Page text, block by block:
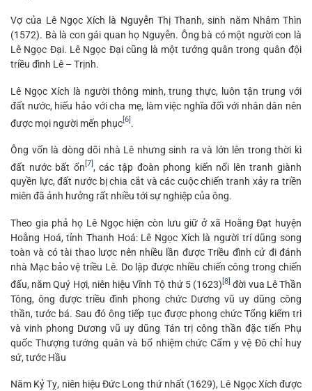
Vợ của Lê Ngọc Xích là Nguyễn Thị Thanh, sinh năm Nhâm Thìn
(1572). Bà là con gái quan họ Nguyễn. Ông bà có một người con là
Lê Ngọc Đại. Lê Ngọc Đại cũng là một tướng quân trong quân đội
triều đình Lê – Trịnh.
Lê Ngọc Xích là người thông minh, trung thực, luôn tận trung với
đất nước, hiếu hảo với cha mẹ, làm việc nghĩa đối với nhân dân nên
được mọi người mến phục[6]
Ông vốn là dòng dõi nhà Lê nhưng sinh ra và lớn lên trong thời kì
đất nước bất ổn[7], các tập đoàn phong kiến nổi lên tranh giành
quyền lực, đất nước bị chia cắt và các cuộc chiến tranh xảy ra triền
miên đã ảnh hưởng rất nhiều tới sự nghiệp của ông.
Theo gia phả họ Lê Ngọc hiện còn lưu giữ ở xã Hoằng Đạt huyện
Hoằng Hoá, tỉnh Thanh Hoá: Lê Ngọc Xích là người trí dũng song
toàn và có tài thao lược nên nhiều lần được Triều đình cử đi đánh
nhà Mạc bảo vệ triều Lê. Do lập được nhiều chiến công trong chiến
đấu, năm Quý Hợi, niên hiệu Vĩnh Tộ thứ 5 (1623)[8] đời vua Lê Thần
Tông, ông được triều đình phong chức Dương vũ uy dũng công
thần, tước bá. Sau đó ông tiếp tục được phong chức Tổng kiểm tri
và vinh phong Dương vũ uy dũng Tán trị công thần đặc tiến Phụ
quốc Thượng tướng quân và bổ nhiệm chức Cẩm y vệ Đô chỉ huy
sứ, tước Hầu
Năm Kỷ Tỵ, niên hiệu Đức Long thứ nhất (1629), Lê Ngọc Xích được